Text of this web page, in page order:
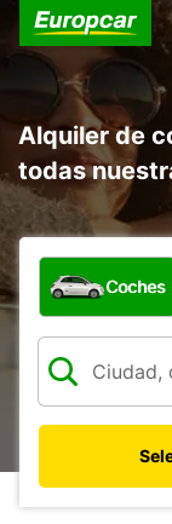
Alquiler de
todas
¿Qué tipo de
Coches